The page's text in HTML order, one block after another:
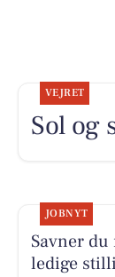
VEJRET
Sol og
JOBNYT
Savner
ledige